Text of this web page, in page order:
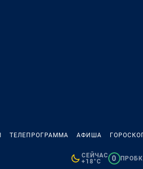
ТЕЛЕПРОГРАММА АФИША
СЕЙЧАС
+18°C
0